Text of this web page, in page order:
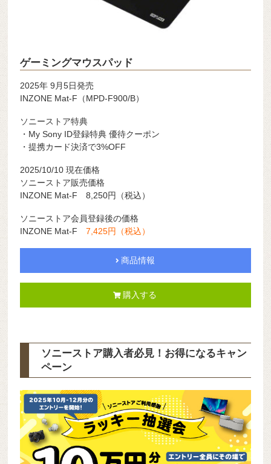
ゲーミングマウスパッド
2025年 9月5日発売
INZONE Mat-F（MPD-F900/B）
ソニーストア特典
・My Sony ID登録特典 優待クーポン
・提携カード決済で3%OFF
2025/10/10 現在価格
ソニーストア販売価格
INZONE Mat-F 8,250円（税込）
ソニーストア会員登録後の価格
INZONE Mat-F7,425円（税込）
商品情報
購入する
ソニーストア購入者必見！お得になるキャン
ペーン